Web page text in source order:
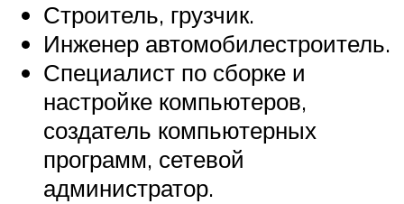
Строитель, грузчик.
Инженер автомобилестроитель.
Специалист по сборке и
настройке компьютеров,
создатель компьютерных
программ, сетевой
администратор.